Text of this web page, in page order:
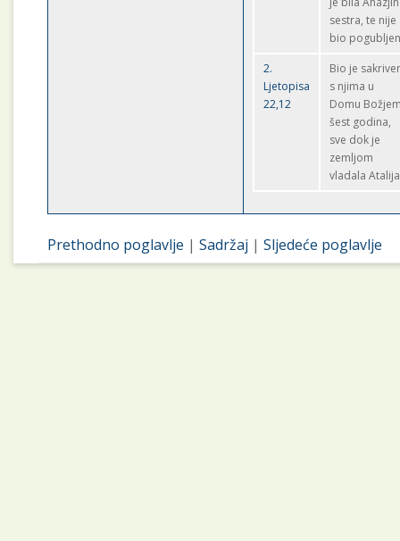
sestra, te nije
bio
2.
Ljetopisa
22,12
Bio je
s njima u
Domu
šest godina,
sve dok je
zemljom
vladala
Prethodno poglavlje |Sadržaj |Sljedeće poglavlje